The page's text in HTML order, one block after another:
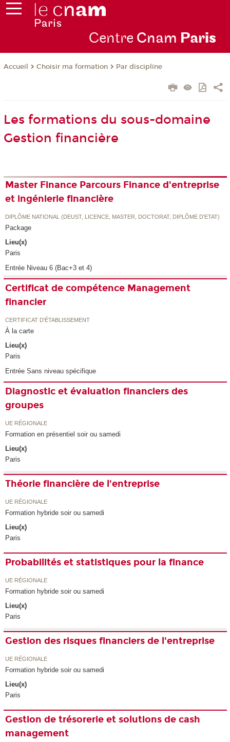
Centre Cnam Paris
Accueil Choisir ma formation Par discipline
Les formations du sous-domaine
Gestion financière
Master Finance Parcours Finance d'entreprise
et ingénierie financière
DIPLÔME NATIONAL (DEUST, LICENCE, MASTER, DOCTORAT, DIPLÔME D'ETAT)
Package
Lieu(x)
Paris
Entrée Niveau 6 (Bac+3 et 4)
Certificat de compétence Management
financier
CERTIFICAT D'ÉTABLISSEMENT
À la carte
Lieu(x)
Paris
Entrée Sans niveau spécifique
Diagnostic et évaluation financiers des
groupes
UE RÉGIONALE
Formation en présentiel soir ou samedi
Lieu(x)
Paris
Théorie financière de l'entreprise
UE RÉGIONALE
Formation hybride soir ou samedi
Lieu(x)
Paris
Probabilités et statistiques pour la finance
UE RÉGIONALE
Formation hybride soir ou samedi
Lieu(x)
Paris
Gestion des risques financiers de l'entreprise
UE RÉGIONALE
Formation hybride soir ou samedi
Lieu(x)
Paris
Gestion de trésorerie et solutions de cash
management